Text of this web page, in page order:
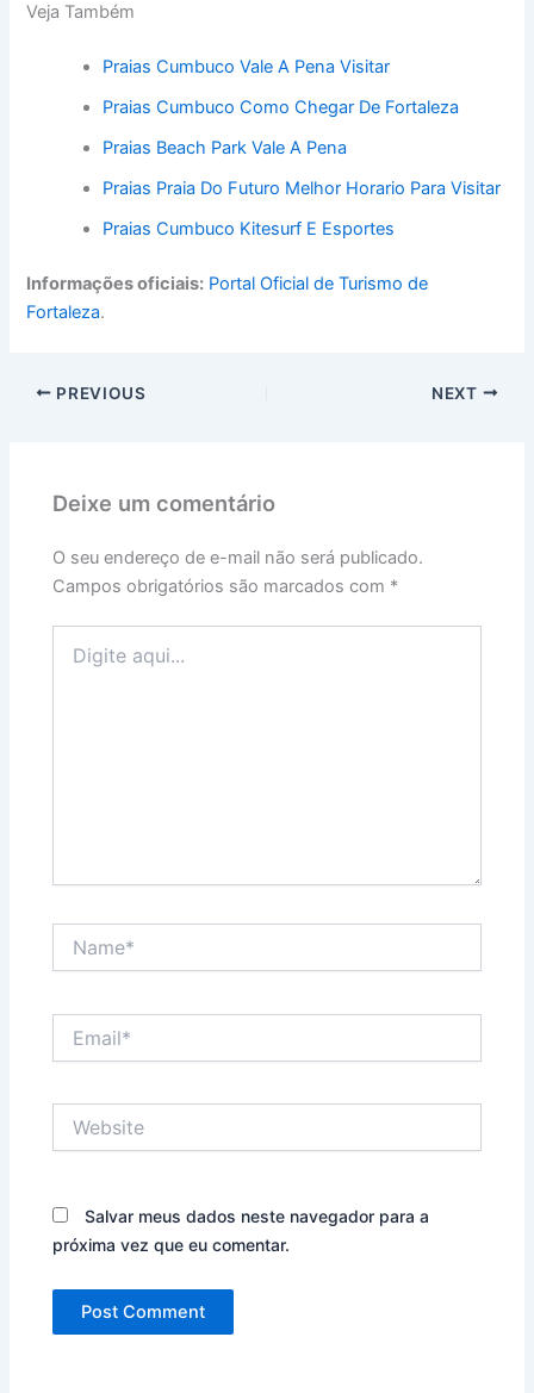
Veja Também
Praias Cumbuco Vale A Pena Visitar
Praias Cumbuco Como Chegar De Fortaleza
Praias Beach Park Vale A Pena
Praias Praia Do Futuro Melhor Horario Para Visitar
Praias Cumbuco Kitesurf E Esportes
Informações oficiais: Portal Oficial de Turismo de
Fortaleza.
PREVIOUS NEXT
Deixe um comentário
O seu endereço de e-mail não será publicado.
Campos obrigatórios são marcados com *
aqui...
Salvar meus dados neste navegador para a
próxima vez que eu comentar.